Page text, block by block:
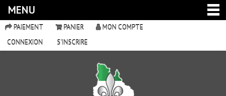
MENU
PAIEMENT PANIER
MON COMPTE
CONNEXION
S'INSCRIRE